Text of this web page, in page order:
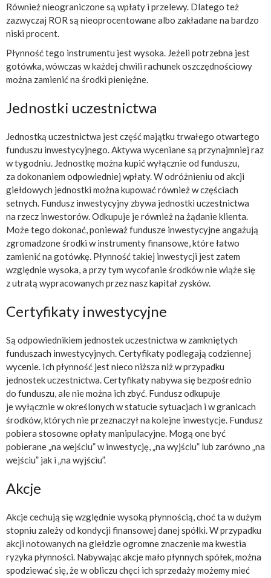
Również nieograniczone są wpłaty i przelewy. Dlatego też
zazwyczaj ROR są nieoprocentowane albo zakładane na bardzo
niski procent.
Płynność tego instrumentu jest wysoka. Jeżeli potrzebna jest
gotówka, wówczas w każdej chwili rachunek oszczędnościowy
można zamienić na środki pieniężne.
Jednostki uczestnictwa
Jednostką uczestnictwa jest część majątku trwałego otwartego
funduszu inwestycyjnego. Aktywa wyceniane są przynajmniej raz
w tygodniu. Jednostkę można kupić wyłącznie od funduszu,
za dokonaniem odpowiedniej wpłaty. W odróżnieniu od akcji
giełdowych jednostki można kupować również w częściach
setnych. Fundusz inwestycyjny zbywa jednostki uczestnictwa
na rzecz inwestorów. Odkupuje je również na żądanie klienta.
Może tego dokonać, ponieważ fundusze inwestycyjne angażują
zgromadzone środki w instrumenty finansowe, które łatwo
zamienić na gotówkę. Płynność takiej inwestycji jest zatem
względnie wysoka, a przy tym wycofanie środków nie wiąże się
z utratą wypracowanych przez nasz kapitał zysków.
Certyfikaty inwestycyjne
Są odpowiednikiem jednostek uczestnictwa w zamkniętych
funduszach inwestycyjnych. Certyfikaty podlegają codziennej
wycenie. Ich płynność jest nieco niższa niż w przypadku
jednostek uczestnictwa. Certyfikaty nabywa się bezpośrednio
do funduszu, ale nie można ich zbyć. Fundusz odkupuje
je wyłącznie w określonych w statucie sytuacjach i w granicach
środków, których nie przeznaczył na kolejne inwestycje. Fundusz
pobiera stosowne opłaty manipulacyjne. Mogą one być
pobierane „na wejściu” w inwestycję, „na wyjściu” lub zarówno „na
wejściu” jak i „na wyjściu”.
Akcje
Akcje cechują się względnie wysoką płynnością, choć ta w dużym
stopniu zależy od kondycji finansowej danej spółki. W przypadku
akcji notowanych na giełdzie ogromne znaczenie ma kwestia
ryzyka płynności. Nabywając akcje mało płynnych spółek, można
spodziewać się, że w obliczu chęci ich sprzedaży możemy mieć